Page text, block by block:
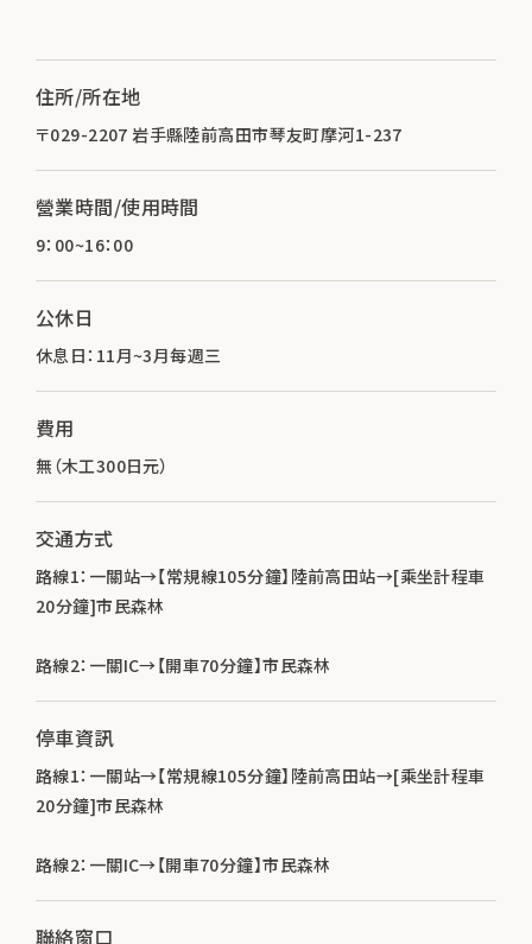
住所/所在地
〒029-2207 岩手縣陸前高田市琴友町摩河1-237
營業時間/使用時間
9：00~16：00
公休日
休息日：11月~3月每週三
費用
無（木工300日元）
交通方式
路線1：一關站→【常規線105分鐘】陸前高田站→[乘坐計程車
20分鐘]市民森林
路線2：一關IC→【開車70分鐘】市民森林
停車資訊
路線1：一關站→【常規線105分鐘】陸前高田站→[乘坐計程車
20分鐘]市民森林
路線2：一關IC→【開車70分鐘】市民森林
聯絡窗口